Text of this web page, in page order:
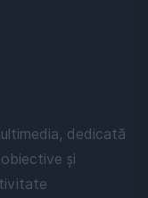
dedicată
și